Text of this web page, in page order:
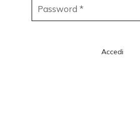
Password *
Accedi